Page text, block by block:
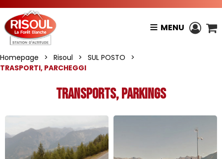
MENU
Homepage > Risoul > SUL POSTO
>
TRASPORTI, PARCHEGGI
Transports, Parkings